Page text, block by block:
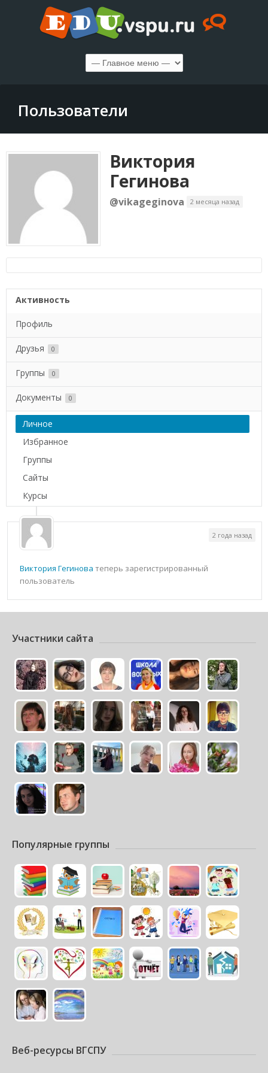
Пользователи
Виктория
Гегинова
@vikageginova 2 месяца назад
Активность
Профиль
Друзья 0
Группы 0
Документы 0
Личное
Избранное
Группы
Сайты
Курсы
Виктория Гегинова теперь зарегистрированный
пользователь
2 года назад
Участники сайта
Популярные группы
Веб-ресурсы ВГСПУ